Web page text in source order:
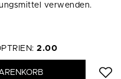
verwenden.
2.00